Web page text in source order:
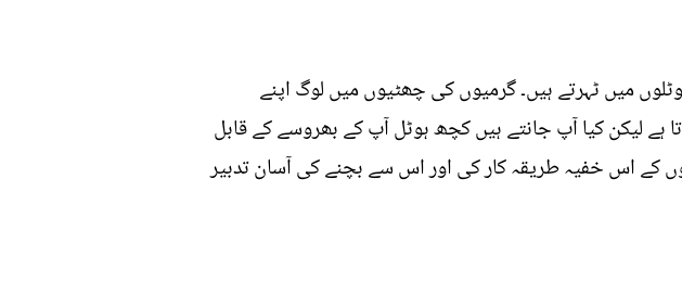
میں ٹہرتے ہیں۔ گرمیوں کی چھٹیوں میں لوگ اپنے
لیکن کیا آپ جانتے ہیں کچھ ہوٹل آپ کے بھروسے کے قابل
کے اس خفیہ طریقہ کار کی اور اس سے بچنے کی آسان تدبیر